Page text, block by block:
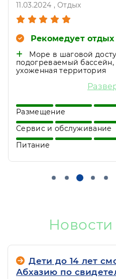
11.03.2024 , Отдых
Рекомедует отдых
Море в шаговой
подогреваемый
ухоженная территория
Прекрасный
номера,
для детей и
запросы - особенно
гидромассаж.
-профессионально и
выполняет
февраля - начале
зимы - в весну.
Размещение
Сервис и обслуживание
Питание
Дети до 14 лет
Абхазию по